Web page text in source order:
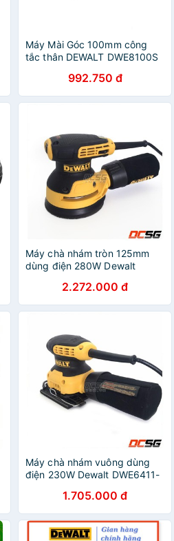
Máy Mài Góc 100mm công
tắc thân DEWALT DWE8100S
992.750 đ
Máy chà nhám tròn 125mm
dùng điện 280W Dewalt
2.272.000 đ
Máy chà nhám vuông dùng
điện 230W Dewalt DWE6411-
1.705.000 đ